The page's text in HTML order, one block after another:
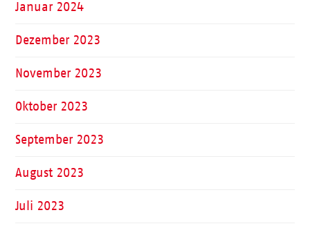
Januar 2024
Dezember 2023
November 2023
Oktober 2023
September 2023
August 2023
Juli 2023